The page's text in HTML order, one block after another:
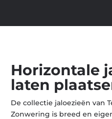
Horizontale
laten
De collectie jaloezieën van
Zonwering is breed en